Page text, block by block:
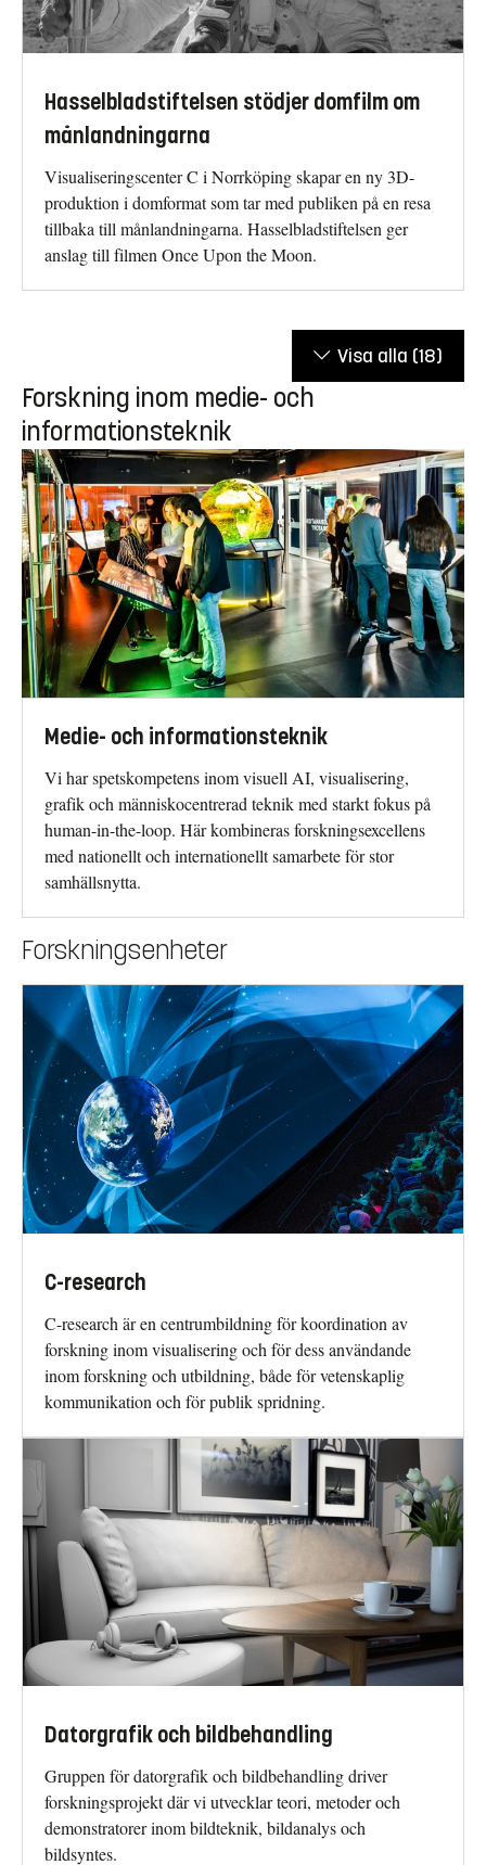
Hasselbladstiftelsen stödjer domfilm om
månlandningarna
Visualiseringscenter C i Norrköping skapar en ny 3D-
produktion i domformat som tar med publiken på en resa
tillbaka till månlandningarna. Hasselbladstiftelsen ger
anslag till filmen Once Upon the Moon.
Visa alla (18)
Forskning inom medie- och
informationsteknik
Medie- och informationsteknik
Vi har spetskompetens inom visuell AI, visualisering,
grafik och människocentrerad teknik med starkt fokus på
human-in-the-loop. Här kombineras forskningsexcellens
med nationellt och internationellt samarbete för stor
samhällsnytta.
Forskningsenheter
C-research
C-research är en centrumbildning för koordination av
forskning inom visualisering och för dess användande
inom forskning och utbildning, både för vetenskaplig
kommunikation och för publik spridning.
Datorgrafik och bildbehandling
Gruppen för datorgrafik och bildbehandling driver
forskningsprojekt där vi utvecklar teori, metoder och
demonstratorer inom bildteknik, bildanalys och
bildsyntes.